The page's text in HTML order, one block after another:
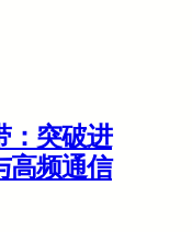
：突破进
高频通信